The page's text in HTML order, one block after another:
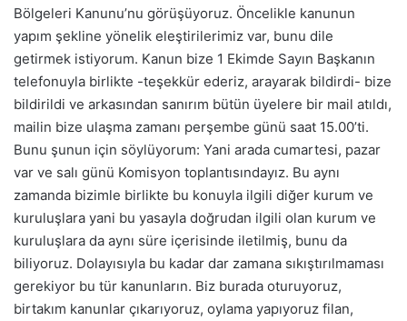
Bölgeleri Kanunu’nu görüşüyoruz. Öncelikle kanunun
yapım şekline yönelik eleştirilerimiz var, bunu dile
getirmek istiyorum. Kanun bize 1 Ekimde Sayın Başkanın
telefonuyla birlikte -teşekkür ederiz, arayarak bildirdi- bize
bildirildi ve arkasından sanırım bütün üyelere bir mail atıldı,
mailin bize ulaşma zamanı perşembe günü saat 15.00’ti.
Bunu şunun için söylüyorum: Yani arada cumartesi, pazar
var ve salı günü Komisyon toplantısındayız. Bu aynı
zamanda bizimle birlikte bu konuyla ilgili diğer kurum ve
kuruluşlara yani bu yasayla doğrudan ilgili olan kurum ve
kuruluşlara da aynı süre içerisinde iletilmiş, bunu da
biliyoruz. Dolayısıyla bu kadar dar zamana sıkıştırılmaması
gerekiyor bu tür kanunların. Biz burada oturuyoruz,
birtakım kanunlar çıkarıyoruz, oylama yapıyoruz filan,